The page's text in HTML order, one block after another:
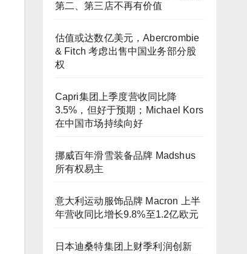
第二、第三店不再有价值
估值或达数亿美元，Abercrombie
& Fitch 考虑出售中国业务部分股
权
Capri集团上季度营收同比降
3.5%，但好于预期；Michael Kors
在中国市场持续向好
挪威百年滑雪装备品牌 Madshus
所有权易主
意大利运动服饰品牌 Macron 上半
年营收同比增长9.8%至1.2亿欧元
日本迪桑特集团上财季利润创新